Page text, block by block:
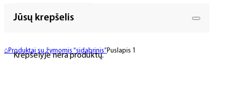
Jūsų krepšelis
Krepšelyje nėra produktų.
⌂ Produktai su žymomis “sidabrinis” Puslapis 1